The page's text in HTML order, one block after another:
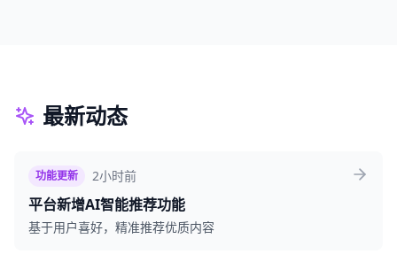
最新动态
功能更新 2小时前
平台新增AI智能推荐功能
基于用户喜好，精准推荐优质内容